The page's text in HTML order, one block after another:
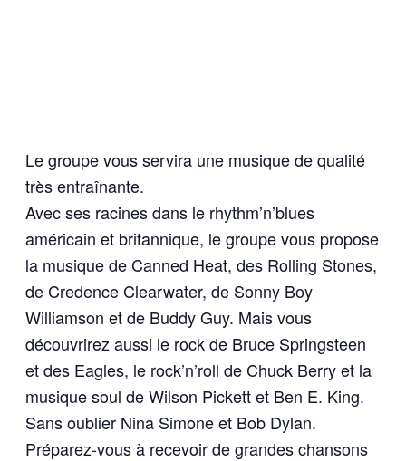
Le groupe vous servira une musique de qualité
très entraînante.
Avec ses racines dans le rhythm’n’blues
américain et britannique, le groupe vous propose
la musique de Canned Heat, des Rolling Stones,
de Credence Clearwater, de Sonny Boy
Williamson et de Buddy Guy. Mais vous
découvrirez aussi le rock de Bruce Springsteen
et des Eagles, le rock’n’roll de Chuck Berry et la
musique soul de Wilson Pickett et Ben E. King.
Sans oublier Nina Simone et Bob Dylan.
Préparez-vous à recevoir de grandes chansons